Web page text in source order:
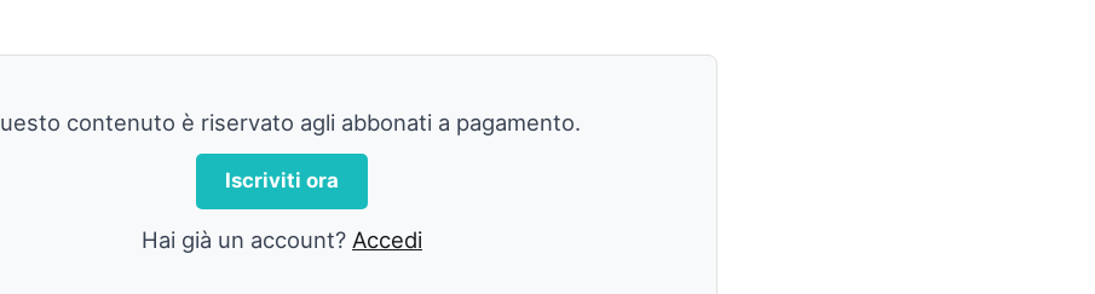
contenuto è riservato agli abbonati a pagamento.
Iscriviti ora
Hai già un account? Accedi